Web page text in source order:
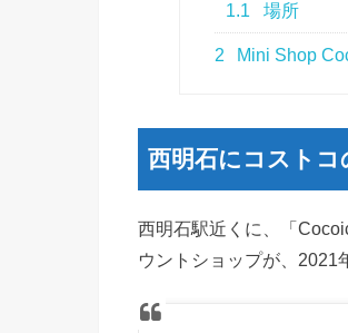
1.1 場所
2 Mini Shop
西明石にコスト
西明石駅近くに、「
ウントショップが、2021